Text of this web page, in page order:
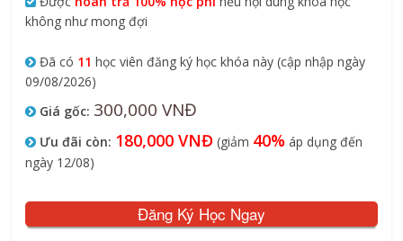
không như mong đợi
Đã có 11 học viên đăng ký học khóa này (cập nhập ngày
09/08/2026)
Giá gốc: 300,000 VNĐ
Ưu đãi còn: 180,000 VNĐ (giảm 40% áp dụng đến
ngày 12/08)
Đăng Ký Học Ngay